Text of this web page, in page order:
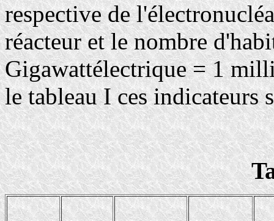
respective de
réacteur et le nombre
Gigawattélectrique = 1
le tableau I ces indicateurs